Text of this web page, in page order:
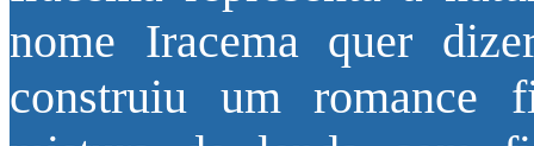
nome Iracema quer
construiu um romance